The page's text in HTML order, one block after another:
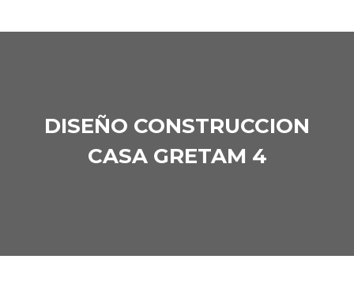
DISEÑO CONSTRUCCION
CASA GRETAM 4